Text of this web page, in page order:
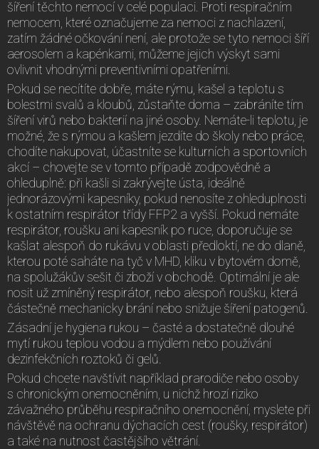
šíření těchto nemocí v celé populaci. Proti respiračním
nemocem, které označujeme za nemoci z nachlazení,
zatím žádné očkování není, ale protože se tyto nemoci šíří
aerosolem a kapénkami, můžeme jejich výskyt sami
ovlivnit vhodnými preventivními opatřeními.
Pokud se necítíte dobře, máte rýmu, kašel a teplotu s
bolestmi svalů a kloubů, zůstaňte doma – zabráníte tím
šíření virů nebo bakterií na jiné osoby. Nemáte-li teplotu, je
možné, že s rýmou a kašlem jezdíte do školy nebo práce,
chodíte nakupovat, účastníte se kulturních a sportovních
akcí – chovejte se v tomto případě zodpovědně a
ohleduplně: při kašli si zakrývejte ústa, ideálně
jednorázovými kapesníky, pokud nenosíte z ohleduplnosti
k ostatním respirátor třídy FFP2 a vyšší. Pokud nemáte
respirátor, roušku ani kapesník po ruce, doporučuje se
kašlat alespoň do rukávu v oblasti předloktí, ne do dlaně,
kterou poté saháte na tyč v MHD, kliku v bytovém domě,
na spolužákův sešit či zboží v obchodě. Optimální je ale
nosit už zmíněný respirátor, nebo alespoň roušku, která
částečně mechanicky brání nebo snižuje šíření patogenů.
Zásadní je hygiena rukou – časté a dostatečně dlouhé
mytí rukou teplou vodou a mýdlem nebo používání
dezinfekčních roztoků či gelů.
Pokud chcete navštívit například prarodiče nebo osoby
s chronickým onemocněním, u nichž hrozí riziko
závažného průběhu respiračního onemocnění, myslete při
návštěvě na ochranu dýchacích cest (roušky, respirátor)
a také na nutnost častějšího větrání.